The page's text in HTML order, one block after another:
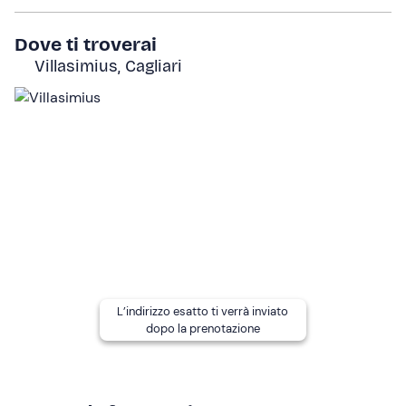
pecorino, miele biologico prodotto dalle api dell'azienda,
caffè e altre delizie tipiche.
Prima di salutarci,potremo portare a casa un pezzo
del formaggio
Altre informazioni
Dove ti troverai
Villasimius, Cagliari
L’indirizzo esatto ti verrà inviato
dopo la prenotazione